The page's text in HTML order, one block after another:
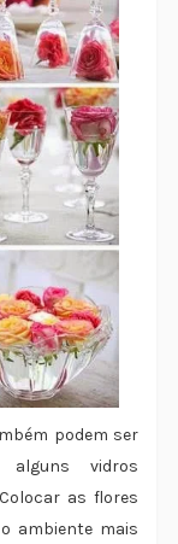
podem ser
vidros
as flores
ambiente mais